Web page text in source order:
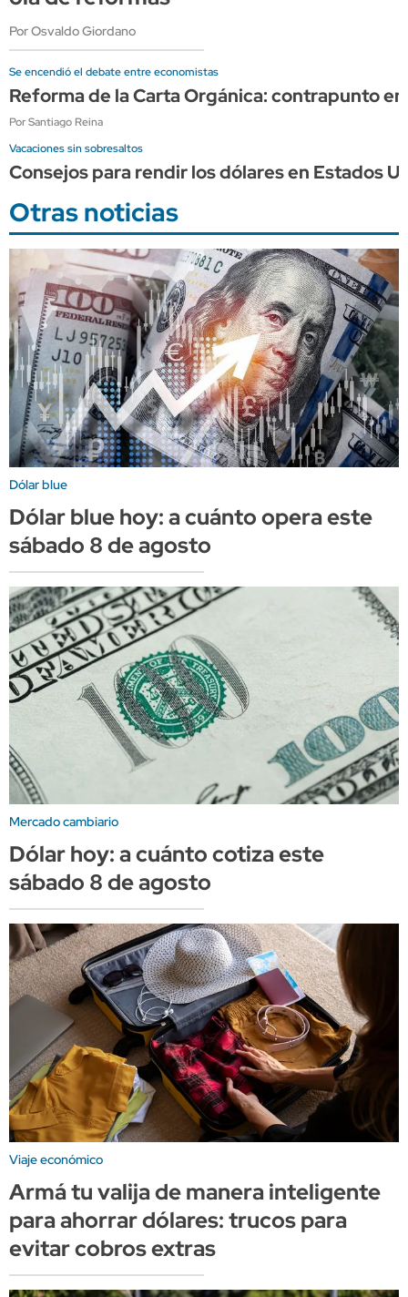
Por Osvaldo Giordano
Se encendió el debate entre economistas
Reforma de la Carta Orgánica: contrapunto
Por Santiago Reina
Vacaciones sin sobresaltos
Consejos para rendir los dólares en Estados
Otras noticias
Dólar blue
Dólar blue hoy: a cuánto opera este
sábado 8 de agosto
Mercado cambiario
Dólar hoy: a cuánto cotiza este
sábado 8 de agosto
Viaje económico
Armá tu valija de manera inteligente
para ahorrar dólares: trucos para
evitar cobros extras